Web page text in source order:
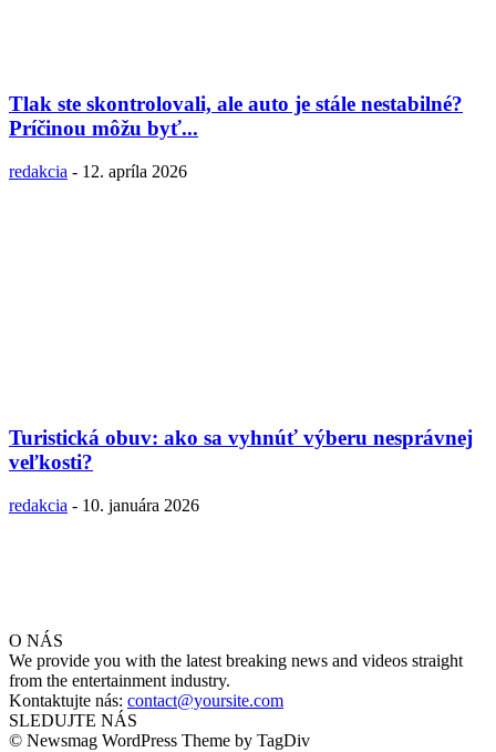
Tlak ste skontrolovali, ale auto je stále nestabilné?
Príčinou môžu byť...
redakcia - 12. apríla 2026
Turistická obuv: ako sa vyhnúť výberu nesprávnej
veľkosti?
redakcia - 10. januára 2026
O NÁS
We provide you with the latest breaking news and videos straight
from the entertainment industry.
Kontaktujte nás: contact@yoursite.com
SLEDUJTE NÁS
© Newsmag WordPress Theme by TagDiv